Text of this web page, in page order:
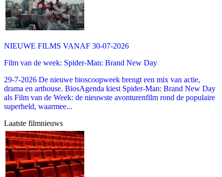
NIEUWE FILMS VANAF 30-07-2026
Film van de week: Spider-Man: Brand New Day
29-7-2026 De nieuwe bioscoopweek brengt een mix van actie,
drama en arthouse. BiosAgenda kiest Spider-Man: Brand New Day
als Film van de Week: de nieuwste avonturenfilm rond de populaire
superheld, waarmee...
Laatste filmnieuws